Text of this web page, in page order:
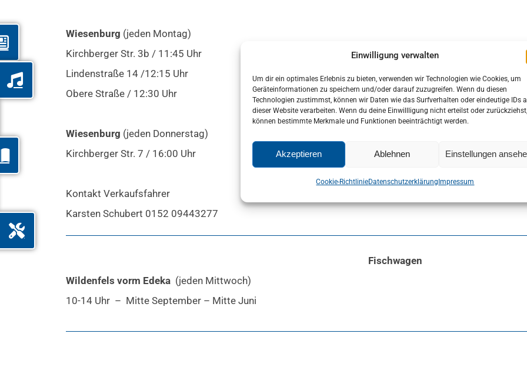
Einwilligung verwalten
Um dir ein optimales Erlebnis zu bieten, verwenden wir Technologien wie Cookies, um
Geräteinformationen zu speichern und/oder darauf zuzugreifen. Wenn du diesen
Technologien zustimmst, können wir Daten wie das Surfverhalten oder eindeutige IDs
dieser Website verarbeiten. Wenn du deine Einwillligung nicht erteilst oder zurückziehst,
können bestimmte Merkmale und Funktionen beeinträchtigt werden.
Akzeptieren Ablehnen Einstellungen
Cookie-RichtlinieDatenschutzerklärungImpressum
Wiesenburg (jeden Montag)
Kirchberger Str. 3b / 11:45 Uhr
Lindenstraße 14 /12:15 Uhr
Obere Straße / 12:30 Uhr
Wiesenburg (jeden Donnerstag)
Kirchberger Str. 7 / 16:00 Uhr
Kontakt Verkaufsfahrer
Karsten Schubert 0152 09443277
Fischwagen
Wildenfels vorm Edeka (jeden Mittwoch)
10-14 Uhr – Mitte September – Mitte Juni